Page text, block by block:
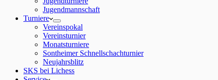
Jugendmannschaft
Turniere
Vereinspokal
Vereinsturnier
Monatsturniere
Sontheimer Schnellschachturnier
Neujahrsblitz
SKS bei Lichess